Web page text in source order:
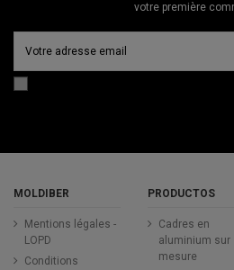
votre première
MOLDIBER
Mentions légales -
LOPD
Conditions
PRODUCTOS
Cadres en
aluminium sur
mesure